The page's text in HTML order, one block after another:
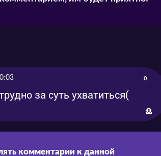
0
за суть ухватиться(
комментарии к данной